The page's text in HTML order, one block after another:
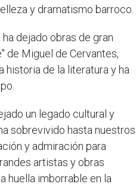
y dramatismo barroco.
dejado obras de gran
de Miguel de Cervantes,
historia de la literatura y ha
un legado cultural y
sobrevivido hasta nuestros
y admiración para
artistas y obras
huella imborrable en la